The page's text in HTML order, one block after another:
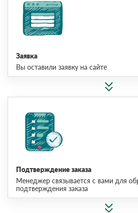
Заявка
Вы оставили заявку на сайте
Подтверждение заказа
Менеджер связывается с вами для
подтверждения заказа